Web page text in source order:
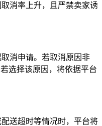
消率上升，且严禁卖家诱
消申请。若取消原因非
选择该原因，将依据平台
送超时等情况时，平台将